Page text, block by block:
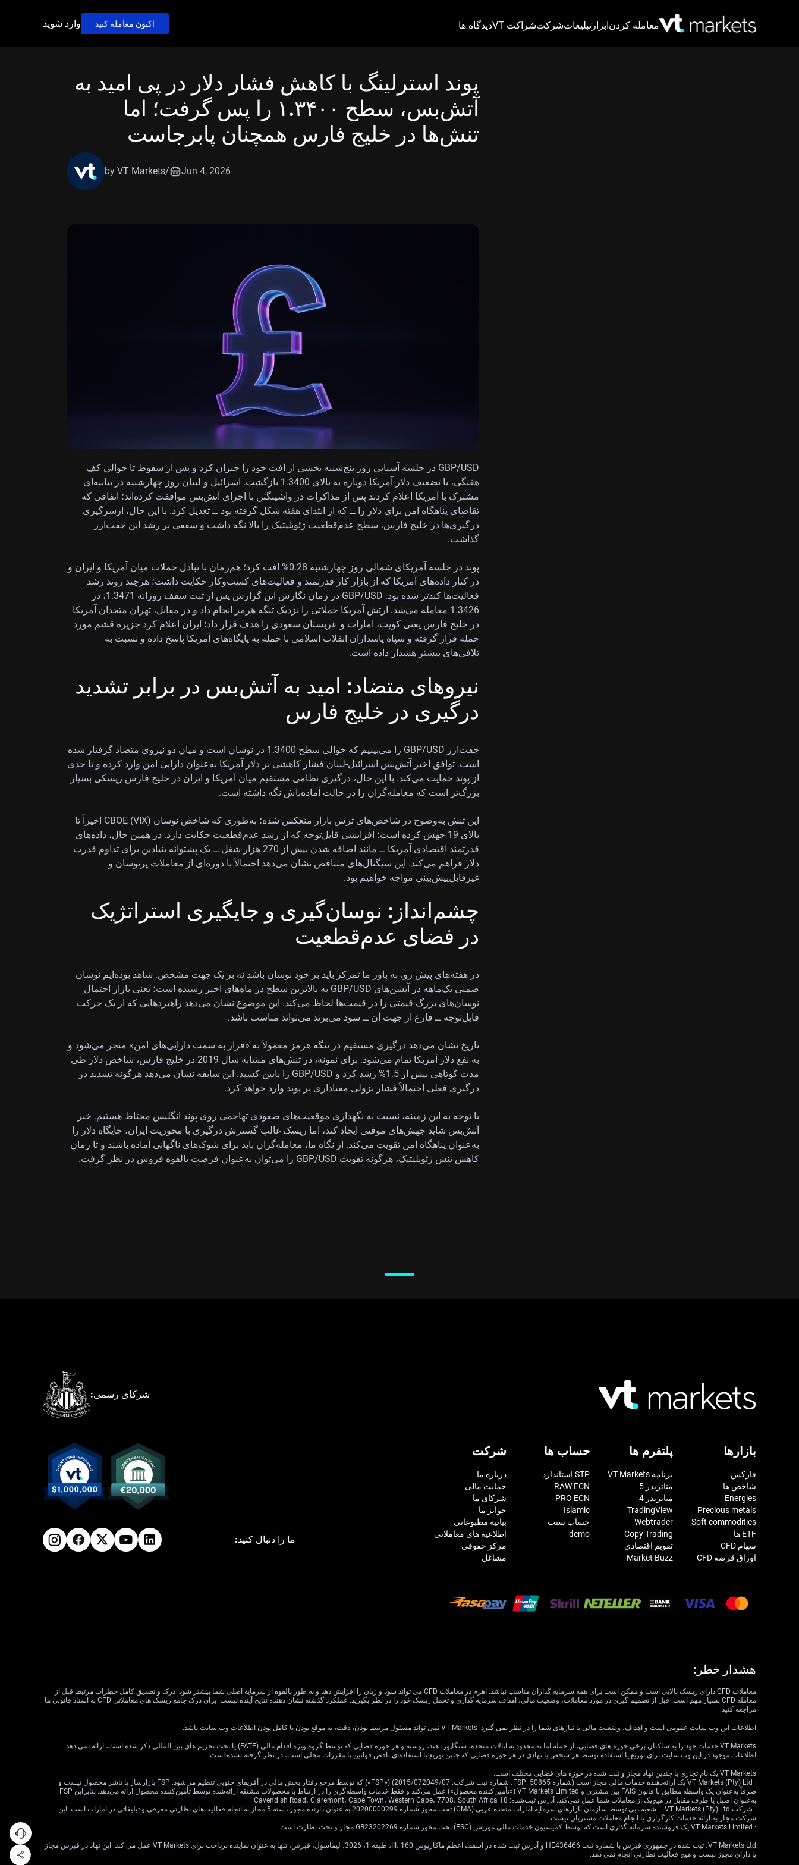
معامله کردنابزار تبلیغاتشرکتشراکت VT دیدگاه ها اکنون معامله کنید وارد شوید
پوند استرلینگ با کاهش فشار دلار در پی امید به
آتش‌بس، سطح ۱.۳۴۰۰ را پس گرفت؛ اما
تنش‌ها در خلیج فارس همچنان پابرجاست
by VT Markets/ Jun 4, 2026
GBP/USD در جلسه آسیایی روز پنج‌شنبه بخشی از افت خود را جبران کرد و پس از سقوط تا حوالی کف
هفتگی، با تضعیف دلار آمریکا دوباره به بالای 1.3400 بازگشت. اسرائیل و لبنان روز چهارشنبه در بیانیه‌ای
مشترک با آمریکا اعلام کردند پس از مذاکرات در واشینگتن با اجرای آتش‌بس موافقت کرده‌اند؛ اتفاقی که
تقاضای پناهگاه امن برای دلار را ــ که از ابتدای هفته شکل گرفته بود ــ تعدیل کرد. با این حال، ازسرگیری
درگیری‌ها در خلیج فارس، سطح عدم‌قطعیت ژئوپلیتیک را بالا نگه داشت و سقفی بر رشد این جفت‌ارز
گذاشت.
پوند در جلسه آمریکای شمالی روز چهارشنبه 0.28% افت کرد؛ هم‌زمان با تبادل حملات میان آمریکا و ایران و
در کنار داده‌های آمریکا که از بازار کار قدرتمند و فعالیت‌های کسب‌وکار حکایت داشت؛ هرچند روند رشد
فعالیت‌ها کندتر شده بود. GBP/USD در زمان نگارش این گزارش پس از ثبت سقف روزانه 1.3471، در
1.3426 معامله می‌شد. ارتش آمریکا حملاتی را نزدیک تنگه هرمز انجام داد و در مقابل، تهران متحدان آمریکا
در خلیج فارس یعنی کویت، امارات و عربستان سعودی را هدف قرار داد؛ ایران اعلام کرد جزیره قشم مورد
حمله قرار گرفته و سپاه پاسداران انقلاب اسلامی با حمله به پایگاه‌های آمریکا پاسخ داده و نسبت به
تلافی‌های بیشتر هشدار داده است.
نیروهای متضاد: امید به آتش‌بس در برابر تشدید
درگیری در خلیج فارس
جفت‌ارز GBP/USD را می‌بینیم که حوالی سطح 1.3400 در نوسان است و میان دو نیروی متضاد گرفتار شده
است. توافق اخیر آتش‌بس اسرائیل-لبنان فشار کاهشی بر دلار آمریکا به‌عنوان دارایی امن وارد کرده و تا حدی
از پوند حمایت می‌کند. با این حال، درگیری نظامی مستقیم میان آمریکا و ایران در خلیج فارس ریسکی بسیار
بزرگ‌تر است که معامله‌گران را در حالت آماده‌باش نگه داشته است.
این تنش به‌وضوح در شاخص‌های ترس بازار منعکس شده؛ به‌طوری که شاخص نوسان CBOE (VIX) اخیراً تا
بالای 19 جهش کرده است؛ افزایشی قابل‌توجه که از رشد عدم‌قطعیت حکایت دارد. در همین حال، داده‌های
قدرتمند اقتصادی آمریکا ــ مانند اضافه شدن بیش از 270 هزار شغل ــ یک پشتوانه بنیادین برای تداوم قدرت
دلار فراهم می‌کند. این سیگنال‌های متناقض نشان می‌دهد احتمالاً با دوره‌ای از معاملات پرنوسان و
غیرقابل‌پیش‌بینی مواجه خواهیم بود.
چشم‌انداز: نوسان‌گیری و جایگیری استراتژیک
در فضای عدم‌قطعیت
در هفته‌های پیش رو، به باور ما تمرکز باید بر خودِ نوسان باشد نه بر یک جهت مشخص. شاهد بوده‌ایم نوسان
ضمنی یک‌ماهه در آپشن‌های GBP/USD به بالاترین سطح در ماه‌های اخیر رسیده است؛ یعنی بازار احتمال
نوسان‌های بزرگ قیمتی را در قیمت‌ها لحاظ می‌کند. این موضوع نشان می‌دهد راهبردهایی که از یک حرکت
قابل‌توجه ــ فارغ از جهت آن ــ سود می‌برند می‌تواند مناسب باشد.
تاریخ نشان می‌دهد درگیری مستقیم در تنگه هرمز معمولاً به «فرار به سمت دارایی‌های امن» منجر می‌شود و
به نفع دلار آمریکا تمام می‌شود. برای نمونه، در تنش‌های مشابه سال 2019 در خلیج فارس، شاخص دلار طی
مدت کوتاهی بیش از 1.5% رشد کرد و GBP/USD را پایین کشید. این سابقه نشان می‌دهد هرگونه تشدید در
درگیری فعلی احتمالاً فشار نزولی معناداری بر پوند وارد خواهد کرد.
با توجه به این زمینه، نسبت به نگهداری موقعیت‌های صعودی تهاجمی روی پوند انگلیس محتاط هستیم. خبر
آتش‌بس شاید جهش‌های موقتی ایجاد کند، اما ریسک غالبِ گسترش درگیری با محوریت ایران، جایگاه دلار را
به‌عنوان پناهگاه امن تقویت می‌کند. از نگاه ما، معامله‌گران باید برای شوک‌های ناگهانی آماده باشند و تا زمان
کاهش تنش ژئوپلیتیک، هرگونه تقویت GBP/USD را می‌توان به‌عنوان فرصت بالقوه فروش در نظر گرفت.
شرکای رسمی:
بازارها
فارکس
شاخص ها
Energies
Precious metals
Soft commodities
ETF ها
سهام CFD
اوراق قرضه CFD
پلتفرم ها
برنامه VT Markets
متاتریدر 5
متاتریدر 4
TradingView
Webtrader
Copy Trading
تقویم اقتصادی
Market Buzz
حساب ها
STP استاندارد
RAW ECN
PRO ECN
Islamic
حساب سنت
demo
شرکت
درباره ما
حمایت مالی
شرکای ما
جوایز ما
بیانیه مطبوعاتی
اطلاعیه های معاملاتی
مرکز حقوقی
مشاغل
ما را دنبال کنید:
هشدار خطر:
معاملات CFD دارای ریسک بالایی است و ممکن است برای همه سرمایه گذاران مناسب نباشد. اهرم در معاملات CFD می تواند سود و زیان را افزایش دهد و به طور بالقوه از سرمایه اصلی شما بیشتر شود. درک و تصدیق کامل خطرات مرتبط قبل از
معامله CFD بسیار مهم است. قبل از تصمیم گیری در مورد معاملات، وضعیت مالی، اهداف سرمایه گذاری و تحمل ریسک خود را در نظر بگیرید. عملکرد گذشته نشان دهنده نتایج آینده نیست. برای درک جامع ریسک های معاملاتی CFD به اسناد قانونی ما
مراجعه کنید.
اطلاعات این وب سایت عمومی است و اهداف، وضعیت مالی یا نیازهای شما را در نظر نمی گیرد. VT Markets نمی تواند مسئول مرتبط بودن، دقت، به موقع بودن یا کامل بودن اطلاعات وب سایت باشد.
VT Markets خدمات خود را به ساکنان برخی حوزه های قضایی، از جمله اما نه محدود به ایالات متحده، سنگاپور، هند، روسیه و هر حوزه قضایی که توسط گروه ویژه اقدام مالی (FATF) یا تحت تحریم های بین المللی ذکر شده است، ارائه نمی دهد.
اطلاعات موجود در این وب سایت برای توزیع یا استفاده توسط هر شخص یا نهادی در هر حوزه قضایی که چنین توزیع یا استفاده‌ای ناقض قوانین یا مقررات محلی است، در نظر گرفته نشده است.
VT Markets یک نام تجاری با چندین نهاد مجاز و ثبت شده در حوزه های قضایی مختلف است.
· VT Markets (Pty) Ltd یک ارائه‌دهنده خدمات مالی مجاز است (شماره FSP: 50865، شماره ثبت شرکت: 2015/072049/07) («FSP») که توسط مرجع رفتار بخش مالی در آفریقای جنوبی تنظیم می‌شود. FSP بازارساز یا ناشر محصول نیست و
صرفاً به‌عنوان یک واسطه مطابق با قانون FAIS بین مشتری و VT Markets Limited («تأمین‌کننده محصول») عمل می‌کند و فقط خدمات واسطه‌گری را در ارتباط با محصولات مشتقه ارائه‌شده توسط تأمین‌کننده محصول ارائه می‌دهد. بنابراین FSP
به‌عنوان اصیل یا طرف مقابل در هیچ‌یک از معاملات شما عمل نمی‌کند. آدرس ثبت‌شده: 18 Cavendish Road، Claremont، Cape Town، Western Cape، 7708، South Africa.
· شرکت VT Markets (Pty) Ltd – شعبه دبی توسط سازمان بازارهای سرمایه امارات متحده عربی (CMA) تحت مجوز شماره 20200000299 به عنوان دارنده مجوز دسته 5 مجاز به انجام فعالیت‌های نظارتی معرفی و تبلیغاتی در امارات است. این
شرکت مجاز به ارائه خدمات کارگزاری یا انجام معاملات مشتریان نیست.
· VT Markets Limited یک فروشنده سرمایه گذاری است که توسط کمیسیون خدمات مالی موریس (FSC) تحت مجوز شماره GB23202269 مجاز و تحت نظارت است.
VT Markets Ltd، ثبت شده در جمهوری قبرس با شماره ثبت HE436466 و آدرس ثبت شده در اسقف اعظم ماکاریوس III، 160، طبقه 1، 3026، لیماسول، قبرس، تنها به عنوان نماینده پرداخت برای VT Markets عمل می کند. این نهاد در قبرس مجاز
یا دارای مجوز نیست و هیچ فعالیت نظارتی انجام نمی دهد.